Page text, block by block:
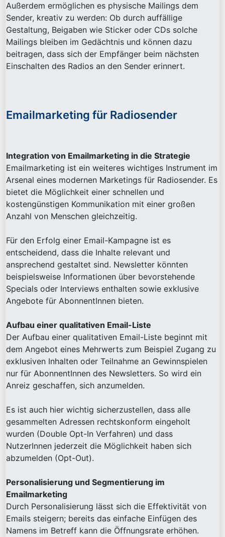
Außerdem ermöglichen es physische Mailings dem
Sender, kreativ zu werden: Ob durch auffällige
Gestaltung, Beigaben wie Sticker oder CDs solche
Mailings bleiben im Gedächtnis und können dazu
beitragen, dass sich der Empfänger beim nächsten
Einschalten des Radios an den Sender erinnert.
Emailmarketing für Radiosender
Integration von Emailmarketing in die Strategie
Emailmarketing ist ein weiteres wichtiges Instrument im
Arsenal eines modernen Marketings für Radiosender. Es
bietet die Möglichkeit einer schnellen und
kostengünstigen Kommunikation mit einer großen
Anzahl von Menschen gleichzeitig.
Für den Erfolg einer Email-Kampagne ist es
entscheidend, dass die Inhalte relevant und
ansprechend gestaltet sind. Newsletter könnten
beispielsweise Informationen über bevorstehende
Specials oder Interviews enthalten sowie exklusive
Angebote für AbonnentInnen bieten.
Aufbau einer qualitativen Email-Liste
Der Aufbau einer qualitativen Email-Liste beginnt mit
dem Angebot eines Mehrwerts zum Beispiel Zugang zu
exklusiven Inhalten oder Teilnahme an Gewinnspielen
nur für AbonnentInnen des Newsletters. So wird ein
Anreiz geschaffen, sich anzumelden.
Es ist auch hier wichtig sicherzustellen, dass alle
gesammelten Adressen rechtskonform eingeholt
wurden (Double Opt-In Verfahren) und dass
NutzerInnen jederzeit die Möglichkeit haben sich
abzumelden (Opt-Out).
Personalisierung und Segmentierung im
Emailmarketing
Durch Personalisierung lässt sich die Effektivität von
Emails steigern; bereits das einfache Einfügen des
Namens im Betreff kann die Öffnungsrate erhöhen.